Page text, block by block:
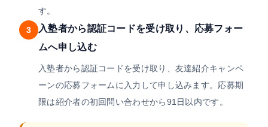
す。
3
入塾者から認証コードを受け取り、応募フォー
ムへ申し込む
入塾者から認証コードを受け取り、友達紹介キャンペ
ーンの応募フォームに入力して申し込みます。応募期
限は紹介者の初回問い合わせから91日以内です。